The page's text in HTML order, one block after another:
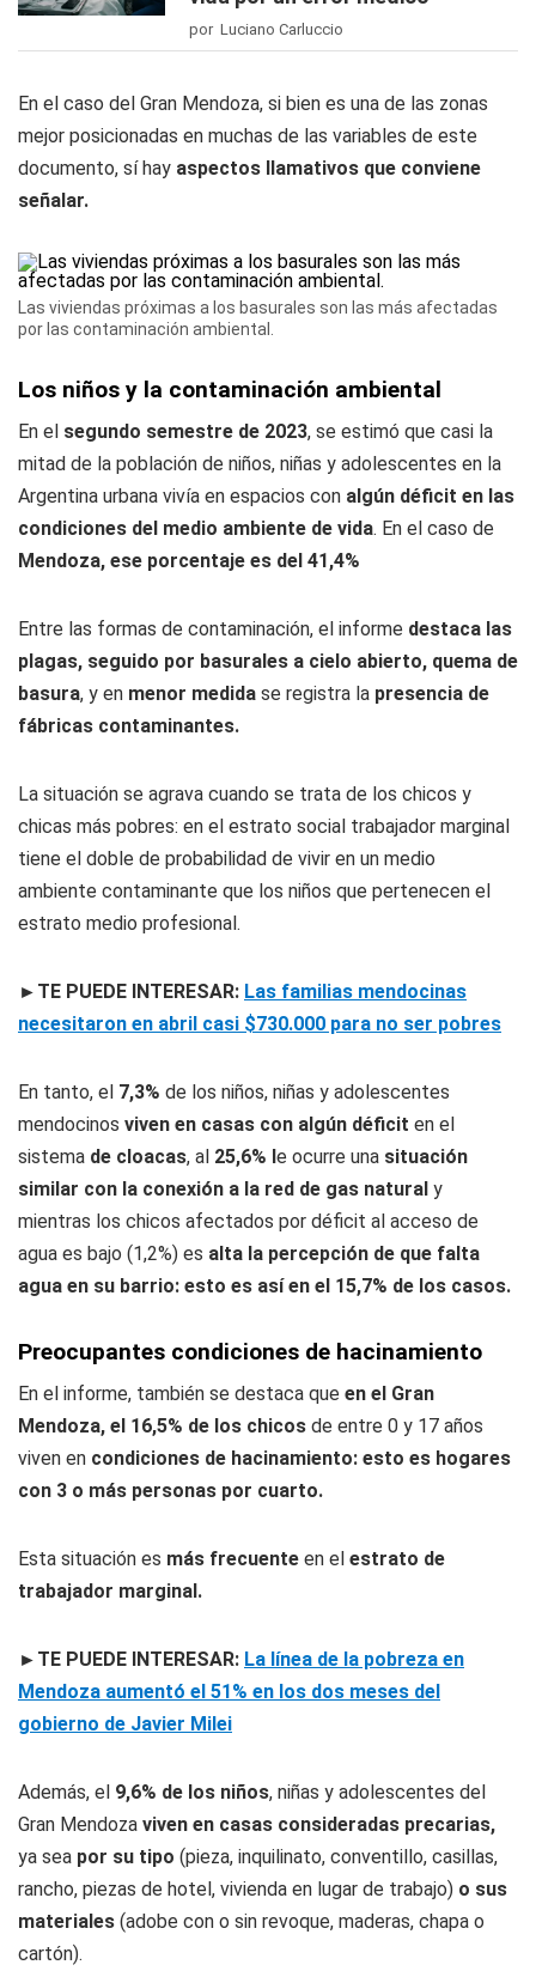
por Luciano Carluccio
En el caso del Gran Mendoza, si bien es una de las zonas
mejor posicionadas en muchas de las variables de este
documento, sí hay aspectos llamativos que conviene
señalar.
Las viviendas próximas a los basurales son las más afectadas
por las contaminación ambiental.
Los niños y la contaminación ambiental
En el segundo semestre de 2023, se estimó que casi la
mitad de la población de niños, niñas y adolescentes en la
Argentina urbana vivía en espacios con algún déficit en las
condiciones del medio ambiente de vida. En el caso de
Mendoza, ese porcentaje es del 41,4%
Entre las formas de contaminación, el informe destaca las
plagas, seguido por basurales a cielo abierto, quema de
basura, y en menor medida se registra la presencia de
fábricas contaminantes.
La situación se agrava cuando se trata de los chicos y
chicas más pobres: en el estrato social trabajador marginal
tiene el doble de probabilidad de vivir en un medio
ambiente contaminante que los niños que pertenecen el
estrato medio profesional.
►TE PUEDE INTERESAR: Las familias mendocinas
necesitaron en abril casi $730.000 para no ser pobres
En tanto, el 7,3% de los niños, niñas y adolescentes
mendocinos viven en casas con algún déficit en el
sistema de cloacas, al 25,6% le ocurre una situación
similar con la conexión a la red de gas natural y
mientras los chicos afectados por déficit al acceso de
agua es bajo (1,2%) es alta la percepción de que falta
agua en su barrio: esto es así en el 15,7% de los casos.
Preocupantes condiciones de hacinamiento
En el informe, también se destaca que en el Gran
Mendoza, el 16,5% de los chicos de entre 0 y 17 años
viven en condiciones de hacinamiento: esto es hogares
con 3 o más personas por cuarto.
Esta situación es más frecuente en el estrato de
trabajador marginal.
►TE PUEDE INTERESAR: La línea de la pobreza en
Mendoza aumentó el 51% en los dos meses del
gobierno de Javier Milei
Además, el 9,6% de los niños, niñas y adolescentes del
Gran Mendoza viven en casas consideradas precarias,
ya sea por su tipo (pieza, inquilinato, conventillo, casillas,
rancho, piezas de hotel, vivienda en lugar de trabajo) o sus
materiales (adobe con o sin revoque, maderas, chapa o
cartón).